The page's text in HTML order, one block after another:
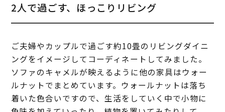
2人で過ごす、ほっこりリビング
ご夫婦やカップルで過ごす約10畳のリビングダイニ
ングをイメージしてコーディネートしてみました。
ソファのキャメルが映えるように他の家具はウォー
ルナットでまとめています。ウォールナットは落ち
着いた色合いですので、生活をしていく中で小物に